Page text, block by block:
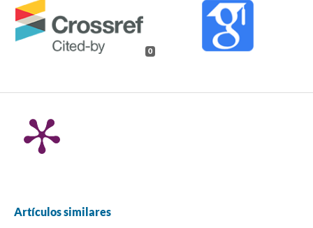
0
Artículos similares